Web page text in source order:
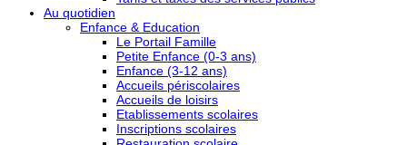
Au quotidien
Enfance & Education
Le Portail Famille
Petite Enfance (0-3 ans)
Enfance (3-12 ans)
Accueils périscolaires
Accueils de loisirs
Etablissements scolaires
Inscriptions scolaires